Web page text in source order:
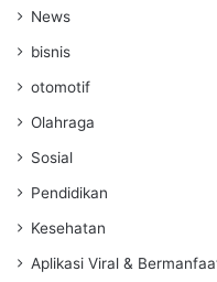
News
bisnis
otomotif
Olahraga
Sosial
Pendidikan
Kesehatan
Aplikasi Viral &